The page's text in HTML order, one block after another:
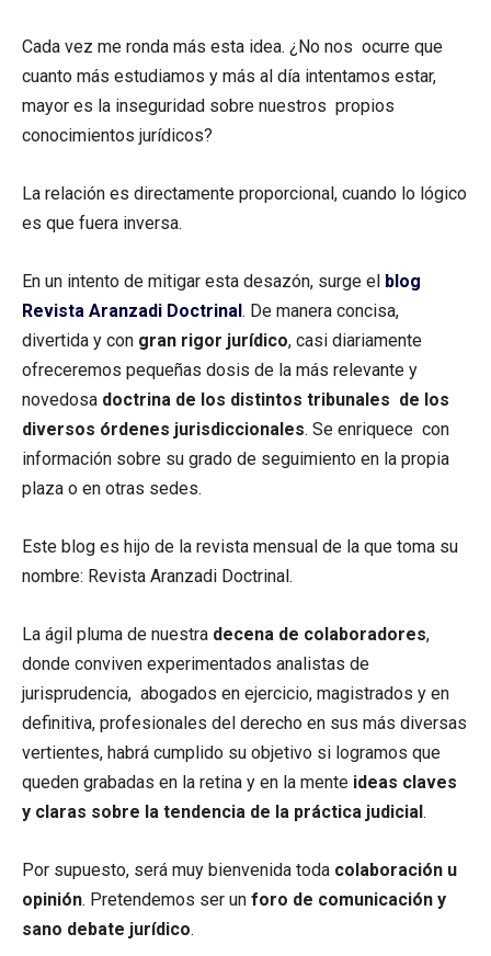
Cada vez me ronda más esta idea. ¿No nos ocurre que
cuanto más estudiamos y más al día intentamos estar,
mayor es la inseguridad sobre nuestros propios
conocimientos jurídicos?
La relación es directamente proporcional, cuando lo lógico
es que fuera inversa.
En un intento de mitigar esta desazón, surge el blog
Revista Aranzadi Doctrinal. De manera concisa,
divertida y con gran rigor jurídico, casi diariamente
ofreceremos pequeñas dosis de la más relevante y
novedosa doctrina de los distintos tribunales de los
diversos órdenes jurisdiccionales. Se enriquece con
información sobre su grado de seguimiento en la propia
plaza o en otras sedes.
Este blog es hijo de la revista mensual de la que toma su
nombre: Revista Aranzadi Doctrinal.
La ágil pluma de nuestra decena de colaboradores,
donde conviven experimentados analistas de
jurisprudencia, abogados en ejercicio, magistrados y en
definitiva, profesionales del derecho en sus más diversas
vertientes, habrá cumplido su objetivo si logramos que
queden grabadas en la retina y en la mente ideas claves
y claras sobre la tendencia de la práctica judicial.
Por supuesto, será muy bienvenida toda colaboración u
opinión. Pretendemos ser un foro de comunicación y
sano debate jurídico.